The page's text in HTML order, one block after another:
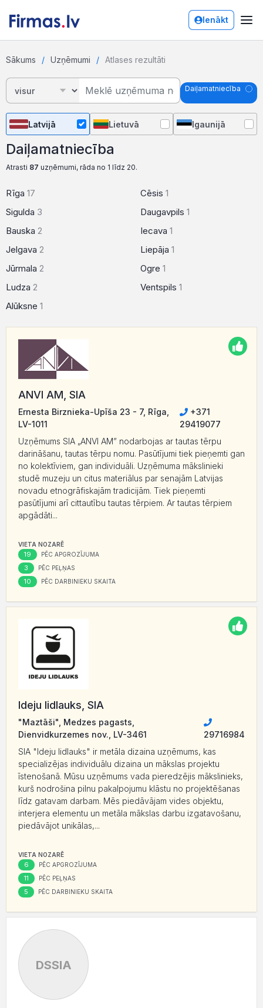
Ienākt
Sākums Uzņēmumi Atlases rezultāti
Daiļamatniecība
Latvijā Lietuvā Igaunijā
Daiļamatniecība
Atrasti 87 uzņēmumi, rāda no 1 līdz 20.
Rīga 17
Sigulda 3
Bauska 2
Jelgava 2
Jūrmala 2
Ludza 2
Alūksne 1
Cēsis 1
Daugavpils 1
Iecava 1
Liepāja 1
Ogre 1
Ventspils 1
ANVI AM, SIA
Ernesta Birznieka-Upīša 23 - 7, Rīga,
LV-1011
+371
29419077
Uzņēmums SIA „ANVI AM” nodarbojas ar tautas tērpu
darināšanu, tautas tērpu nomu. Pasūtījumi tiek pieņemti gan
no kolektīviem, gan individuāli. Uzņēmuma mākslinieki
studē muzeju un citus materiālus par senajām Latvijas
novadu etnogrāfiskajām tradicijām. Tiek pieņemti
pasūtījumi arī cittautību tautas tērpiem. Ar tautas tērpiem
apgādāti...
VIETA NOZARĒ
19 PĒC APGROZĪJUMA
3 PĒC PEĻŅAS
10 PĒC DARBINIEKU SKAITA
Ideju lidlauks, SIA
"Maztāši", Medzes pagasts,
Dienvidkurzemes nov., LV-3461
29716984
SIA "Ideju lidlauks" ir metāla dizaina uzņēmums, kas
specializējas individuālu dizaina un mākslas projektu
īstenošanā. Mūsu uzņēmums vada pieredzējis mākslinieks,
kurš nodrošina pilnu pakalpojumu klāstu no projektēšanas
līdz gatavam darbam. Mēs piedāvājam vides objektu,
interjera elementu un metāla mākslas darbu izgatavošanu,
piedāvājot unikālas,...
VIETA NOZARĒ
6 PĒC APGROZĪJUMA
11 PĒC PEĻŅAS
5 PĒC DARBINIEKU SKAITA
DSSIA